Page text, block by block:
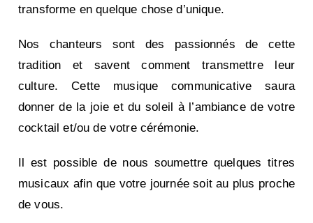
transforme en quelque chose d’unique.
Nos chanteurs sont des passionnés de cette
tradition et savent comment transmettre leur
culture. Cette musique communicative saura
donner de la joie et du soleil à l’ambiance de votre
cocktail et/ou de votre cérémonie.
Il est possible de nous soumettre quelques titres
musicaux afin que votre journée soit au plus proche
de vous.